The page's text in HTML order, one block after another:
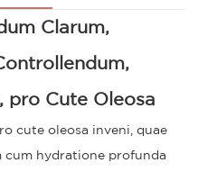
Clarum,
pro Cute Oleosa
cute oleosa inveni, quae
cum hydratione profunda